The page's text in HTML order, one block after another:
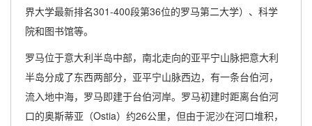
界大学最新排名301-400段第36位的罗马第二大学）、科学
院和图书馆等。
罗马位于意大利半岛中部，南北走向的亚平宁山脉把意大利
半岛分成了东西两部分，亚平宁山脉西边，有一条台伯河，
流入地中海，罗马即建于台伯河岸。罗马初建时距离台伯河
口的奥斯蒂亚（Ostia）约26公里，但由于泥沙在河口堆积，